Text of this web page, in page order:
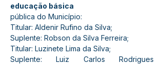
educação básica
pública do Município:
Titular: Aldenir Rufino da Silva;
Suplente: Robson da Silva Ferreira;
Titular: Luzinete Lima da Silva;
Suplente: Luiz Carlos Rodrigues